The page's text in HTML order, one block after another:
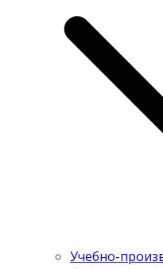
Учебно-